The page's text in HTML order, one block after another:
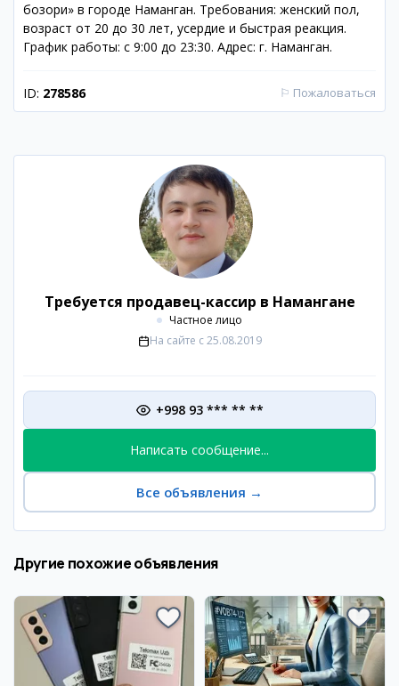
бозори» в городе Наманган. Требования: женский пол,
возраст от 20 до 30 лет, усердие и быстрая реакция.
График работы: с 9:00 до 23:30. Адрес: г. Наманган.
ID: 278586 ⚐ Пожаловаться
Требуется продавец-кассир в Намангане
Частное лицо
На сайте с 25.08.2019
+998 93 *** ** **
Написать сообщение...
Все объявления →
Другие похожие объявления